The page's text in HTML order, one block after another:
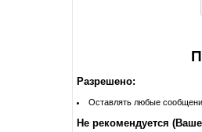
Разрешено:
Оставлять любые
Не рекомендуется